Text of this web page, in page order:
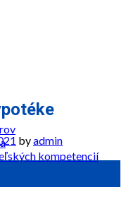
kompetencií
byadmin